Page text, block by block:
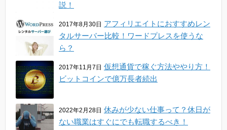
説！
2017年8月30日 アフィリエイトにおすすめレン
タルサーバー比較！ワードプレスを使うな
ら？
2017年11月7日 仮想通貨で稼ぐ方法ややり方！
ビットコインで億万長者続出
2022年2月28日 休みが少ない仕事って？休日が
ない職業はすぐにでも転職するべき！